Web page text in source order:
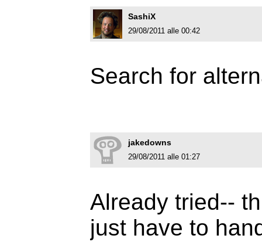
SashiX
29/08/2011 alle 00:42
Search for
jakedowns
29/08/2011 alle 01:27
Already tried--
just have to